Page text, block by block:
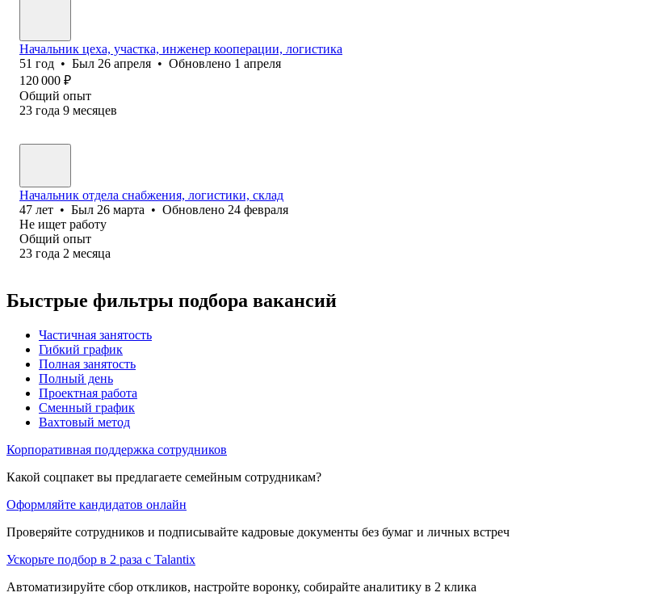
Начальник цеха, участка, инженер кооперации, логистика
51 год • Был 26 апреля • Обновлено 1 апреля
120 000 ₽
Общий опыт
23 года 9 месяцев
Начальник отдела снабжения, логистики, склад
47 лет • Был 26 марта • Обновлено 24 февраля
Не ищет работу
Общий опыт
23 года 2 месяца
Быстрые фильтры подбора вакансий
Частичная занятость
Гибкий график
Полная занятость
Полный день
Проектная работа
Сменный график
Вахтовый метод
Корпоративная поддержка сотрудников
Какой соцпакет вы предлагаете семейным сотрудникам?
Оформляйте кандидатов онлайн
Проверяйте сотрудников и подписывайте кадровые документы без бумаг и личных встреч
Ускорьте подбор в 2 раза с Talantix
Автоматизируйте сбор откликов, настройте воронку, собирайте аналитику в 2 клика